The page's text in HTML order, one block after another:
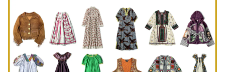
古着パーカー
古着タンクトップ